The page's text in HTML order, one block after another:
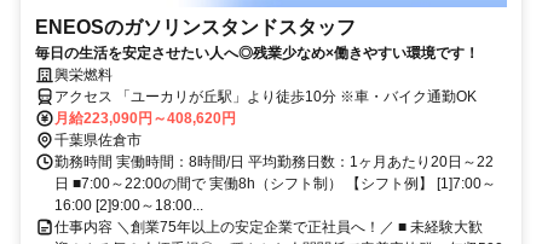
ENEOSのガソリンスタンドスタッフ
毎日の生活を安定させたい人へ◎残業少なめ×働きやすい環境です！
興栄燃料
アクセス 「ユーカリが丘駅」より徒歩10分 ※車・バイク通勤OK
月給223,090円～408,620円
千葉県佐倉市
勤務時間 実働時間：8時間/日 平均勤務日数：1ヶ月あたり20日～22
日 ■7:00～22:00の間で 実働8h（シフト制） 【シフト例】 [1]7:00～
16:00 [2]9:00～18:00...
仕事内容 ＼創業75年以上の安定企業で正社員へ！／ ■ 未経験大歓